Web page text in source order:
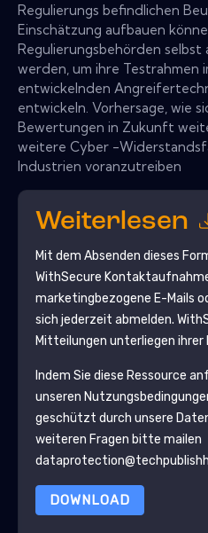
Regulierungs befindlichen
Einschätzung aufbauen
Regulierungsbehörden
werden, um ihre Testrahmen
entwickelnden
entwickeln. Vorhersage, wie
Bewertungen in Zukunft
weitere Cyber ​​-
Industrien voranzutreiben
Weiterlesen
Mit dem Absenden dieses
WithSecure
marketingbezogene E-Mails
sich jederzeit abmelden.
Mitteilungen unterliegen
Indem Sie diese Ressource
unseren
geschützt durch unsere
weiteren Fragen bitte mailen
DOWNLOAD